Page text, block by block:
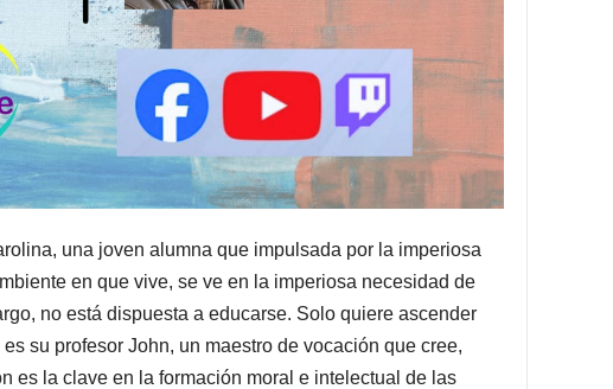
una joven alumna que impulsada por la imperiosa
en que vive, se ve en la imperiosa necesidad de
no está dispuesta a educarse. Solo quiere ascender
su profesor John, un maestro de vocación que cree,
es la clave en la formación moral e intelectual de las